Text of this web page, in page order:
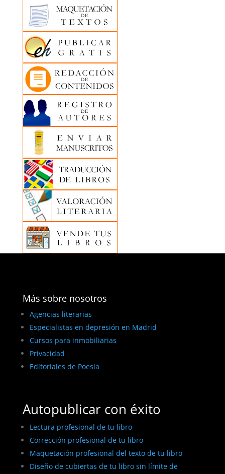
Más sobre nosotros
Agencias literarias
Especialistas en depresión en Madrid
Cursos para inmobiliarias
Privacidad
Editoriales de Poesía
Autopublicar con éxito
Lectura profesional de tu libro
Corrección profesional de tu libro
Maquetación profesional del texto de tu libro
Diseño de cubiertas de tu libro sin límite de